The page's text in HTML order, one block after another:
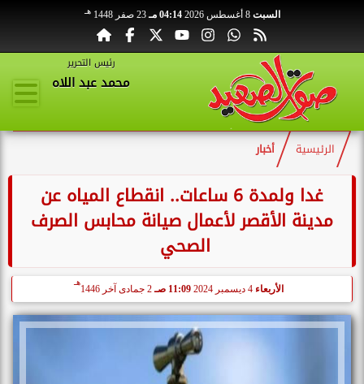
السبت 8 أغسطس 2026 04:14 مـ 23 صفر 1448 هـ
رئيس التحرير
محمد عبد اللاه
الرئيسية أخبار
غدا ولمدة 6 ساعات.. انقطاع المياه عن
مدينة الأقصر لأعمال صيانة محابس الصرف
الصحي
الأربعاء 11:09 صـ 2 جمادى آخر 1446
هـ